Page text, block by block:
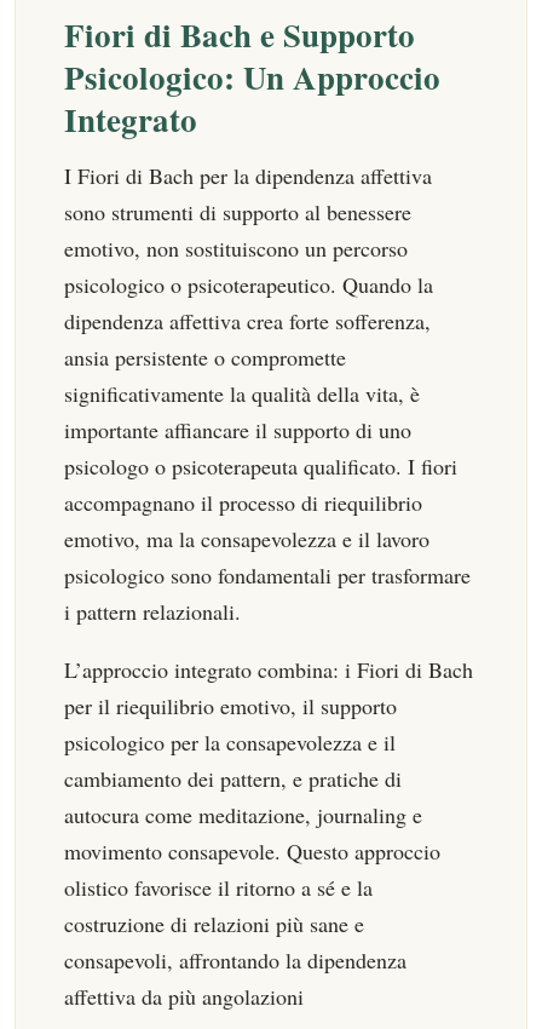
Fiori di Bach e Supporto
Psicologico: Un Approccio
Integrato
I Fiori di Bach per la dipendenza affettiva
sono strumenti di supporto al benessere
emotivo, non sostituiscono un percorso
psicologico o psicoterapeutico. Quando la
dipendenza affettiva crea forte sofferenza,
ansia persistente o compromette
significativamente la qualità della vita, è
importante affiancare il supporto di uno
psicologo o psicoterapeuta qualificato. I fiori
accompagnano il processo di riequilibrio
emotivo, ma la consapevolezza e il lavoro
psicologico sono fondamentali per trasformare
i pattern relazionali.
L’approccio integrato combina: i Fiori di Bach
per il riequilibrio emotivo, il supporto
psicologico per la consapevolezza e il
cambiamento dei pattern, e pratiche di
autocura come meditazione, journaling e
movimento consapevole. Questo approccio
olistico favorisce il ritorno a sé e la
costruzione di relazioni più sane e
consapevoli, affrontando la dipendenza
affettiva da più angolazioni